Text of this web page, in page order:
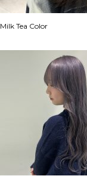
Milk Tea Color